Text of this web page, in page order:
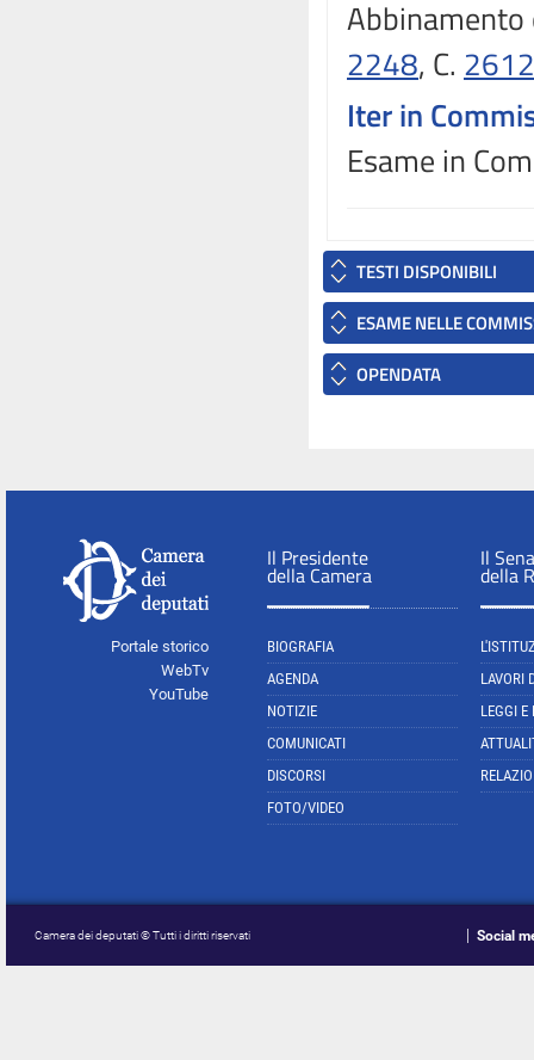
Abbinamento
2248, C. 2612
Iter in
Esame in
TESTI DISPONIBILI
ESAME NELLE
OPENDATA
Portale storico
WebTv
YouTube
Il Presidente
della Camera
BIOGRAFIA
AGENDA
NOTIZIE
COMUNICATI
DISCORSI
FOTO/VIDEO
Il
della
LAVORI
LEGGI E
Camera dei deputati © Tutti i diritti riservati Social